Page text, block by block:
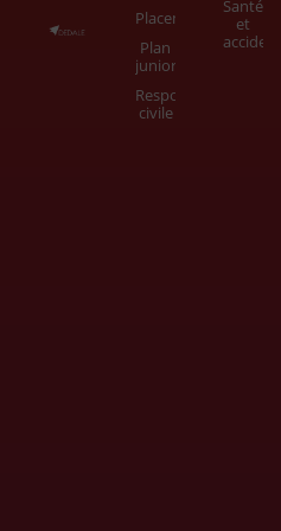
Placements
Plan
junior
Responsabilité
civile
Santé
et
accidents